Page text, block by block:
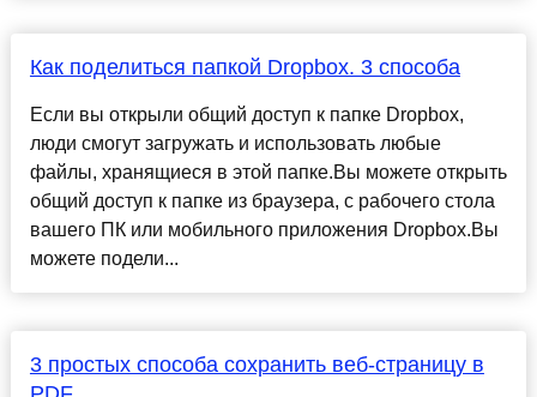
Как поделиться папкой Dropbox. 3 способа
Если вы открыли общий доступ к папке Dropbox,
люди смогут загружать и использовать любые
файлы, хранящиеся в этой папке.Вы можете открыть
общий доступ к папке из браузера, с рабочего стола
вашего ПК или мобильного приложения Dropbox.Вы
можете подели...
3 простых способа сохранить веб-страницу в